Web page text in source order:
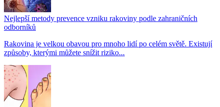
Nejlepší metody prevence vzniku rakoviny podle zahraničních
odborníků
Rakovina je velkou obavou pro mnoho lidí po celém světě. Existují
způsoby, kterými můžete snížit riziko...